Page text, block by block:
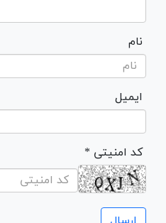
نام
ایمیل
* کد امنیتی